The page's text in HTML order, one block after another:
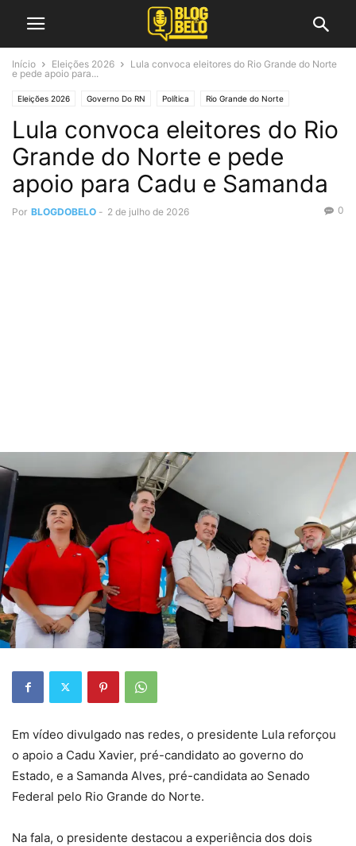
Início Eleições 2026
Lula convoca eleitores do Rio Grande do Norte
e pede apoio para...
Eleições 2026 Governo Do RN Política Rio Grande do Norte
Lula convoca eleitores do Rio
Grande do Norte e pede
apoio para Cadu e Samanda
Por BLOGDOBELO - 2 de julho de 2026 0
Em vídeo divulgado nas redes, o presidente Lula reforçou
o apoio a Cadu Xavier, pré-candidato ao governo do
Estado, e a Samanda Alves, pré-candidata ao Senado
Federal pelo Rio Grande do Norte.
Na fala, o presidente destacou a experiência dos dois